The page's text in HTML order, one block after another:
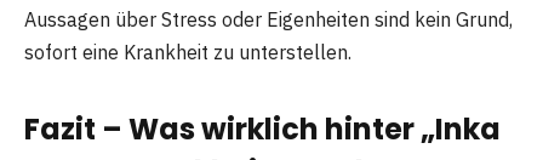
Aussagen über Stress oder Eigenheiten sind kein Grund,
sofort eine Krankheit zu unterstellen.
Fazit – Was wirklich hinter „Inka